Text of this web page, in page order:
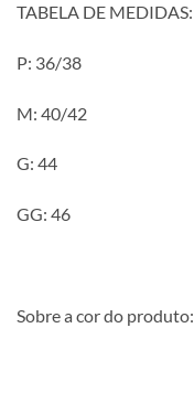
TABELA DE MEDIDAS:
P: 36/38
M: 40/42
G: 44
GG: 46
Sobre a cor do produto: